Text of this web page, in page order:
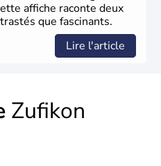
affiche raconte deux
que fascinants.
Lire l'article
Zufikon